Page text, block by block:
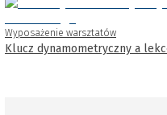
Wyposażenie warsztatów
Klucz dynamometryczny a